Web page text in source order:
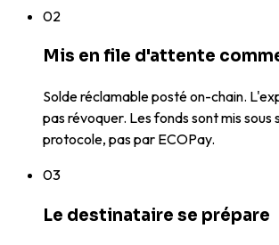
02
Mis en file d'attente
Solde réclamable posté on-chain.
pas révoquer. Les fonds sont mis sous
protocole, pas par ECOPay.
03
Le destinataire se prépare